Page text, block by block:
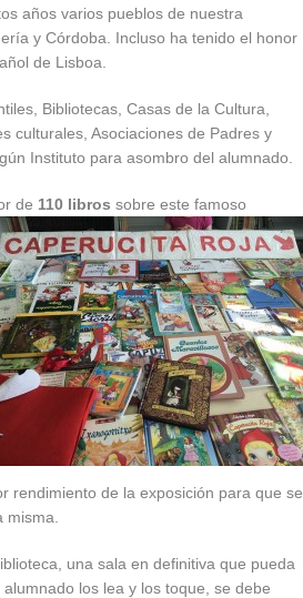
años varios pueblos de nuestra
y Córdoba. Incluso ha tenido el honor
de Lisboa.
Bibliotecas, Casas de la Cultura,
culturales, Asociaciones de Padres y
Instituto para asombro del alumnado.
de 110 libros sobre este famoso
rendimiento de la exposición para que se
una sala en definitiva que pueda
los lea y los toque, se debe